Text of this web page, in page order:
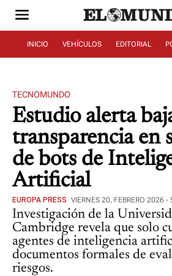
INICIO VEHÍCULOS EDITORIAL
TECNOMUNDO
Estudio alerta
transparencia en
de bots de
Artificial
EUROPA PRESS VIERNES 20, FEBRERO 2026
Investigación de la
Cambridge revela que solo
agentes de inteligencia
documentos formales de
riesgos.